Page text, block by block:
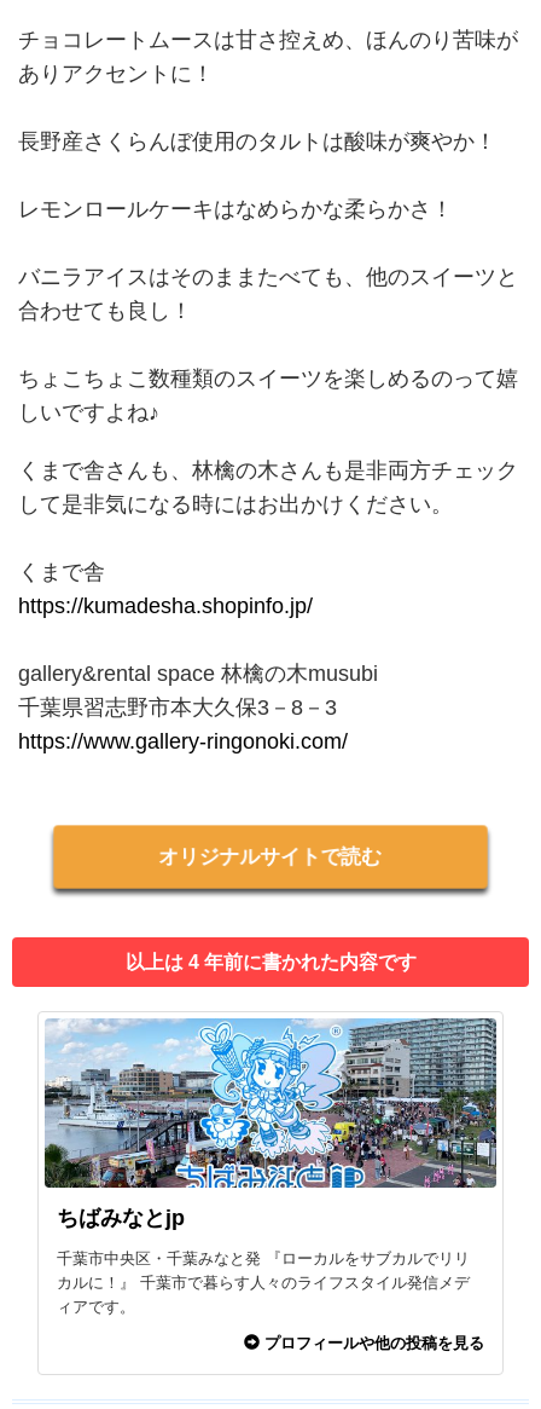
チョコレートムースは甘さ控えめ、ほんのり苦味が
ありアクセントに！
長野産さくらんぼ使用のタルトは酸味が爽やか！
レモンロールケーキはなめらかな柔らかさ！
バニラアイスはそのままたべても、他のスイーツと
合わせても良し！
ちょこちょこ数種類のスイーツを楽しめるのって嬉
しいですよね♪
くまで舎さんも、林檎の木さんも是非両方チェック
して是非気になる時にはお出かけください。
くまで舎
https://kumadesha.shopinfo.jp/
gallery&rental space 林檎の木musubi
千葉県習志野市本大久保3－8－3
https://www.gallery-ringonoki.com/
オリジナルサイトで読む
以上は 4 年前に書かれた内容です
ちばみなとjp
千葉市中央区・千葉みなと発 『ローカルをサブカルでリリ
カルに！』 千葉市で暮らす人々のライフスタイル発信メデ
ィアです。
プロフィールや他の投稿を見る